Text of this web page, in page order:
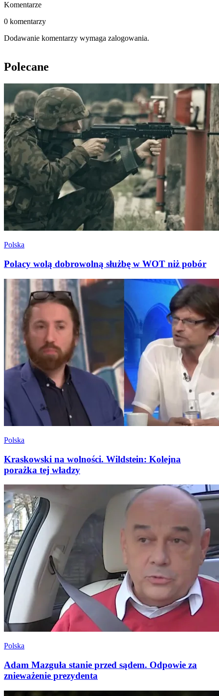
Komentarze
0 komentarzy
Dodawanie komentarzy wymaga zalogowania.
Polecane
Polska
Polacy wolą dobrowolną służbę w WOT niż pobór
Polska
Kraskowski na wolności. Wildstein: Kolejna
porażka tej władzy
Polska
Adam Mazguła stanie przed sądem. Odpowie za
znieważenie prezydenta